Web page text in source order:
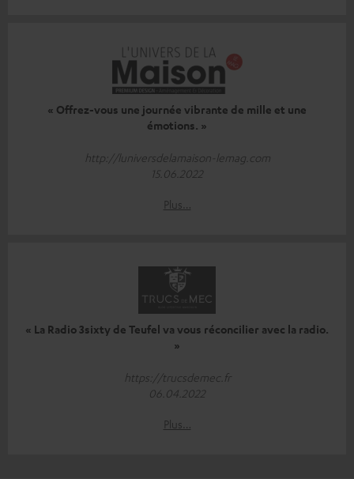
« Offrez-vous une journée vibrante de mille et une
émotions. »
http://luniversdelamaison-lemag.com
15.06.2022
Plus…
« La Radio 3sixty de Teufel va vous réconcilier avec la radio.
»
https://trucsdemec.fr
06.04.2022
Plus…